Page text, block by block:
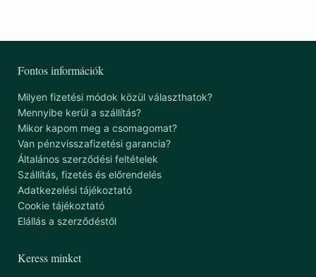
Fontos információk
Milyen fizetési módok közül választhatok?
Mennyibe kerül a szállítás?
Mikor kapom meg a csomagomat?
Van pénzvisszafizetési garancia?
Általános szerződési feltételek
Szállítás, fizetés és előrendelés
Adatkezelési tájékoztató
Cookie tájékoztató
Elállás a szerződéstől
Keress minket